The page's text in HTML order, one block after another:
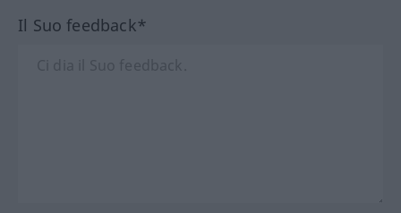
Il Suo feedback*